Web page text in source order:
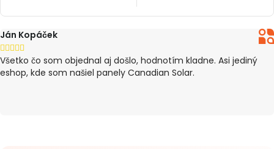
Ján Kopáček
    
Všetko čo som objednal aj došlo, hodnotím kladne. Asi jediný
eshop, kde som našiel panely Canadian Solar.